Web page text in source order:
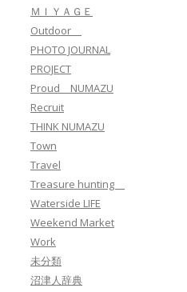
ＭＩＹＡＧＥ
Outdoor
PHOTO JOURNAL
PROJECT
Proud NUMAZU
Recruit
THINK NUMAZU
Town
Travel
Treasure hunting
Waterside LIFE
Weekend Market
Work
未分類
沼津人辞典